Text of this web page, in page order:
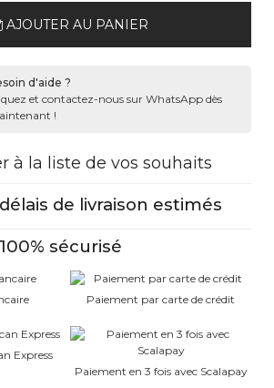
AJOUTER AU PANIER
d'aide ?
et contactez-nous sur WhatsApp dès
!
à la liste de vos souhaits
de livraison estimés
sécurisé
Paiement par carte de crédit
Express
Paiement en 3 fois avec Scalapay